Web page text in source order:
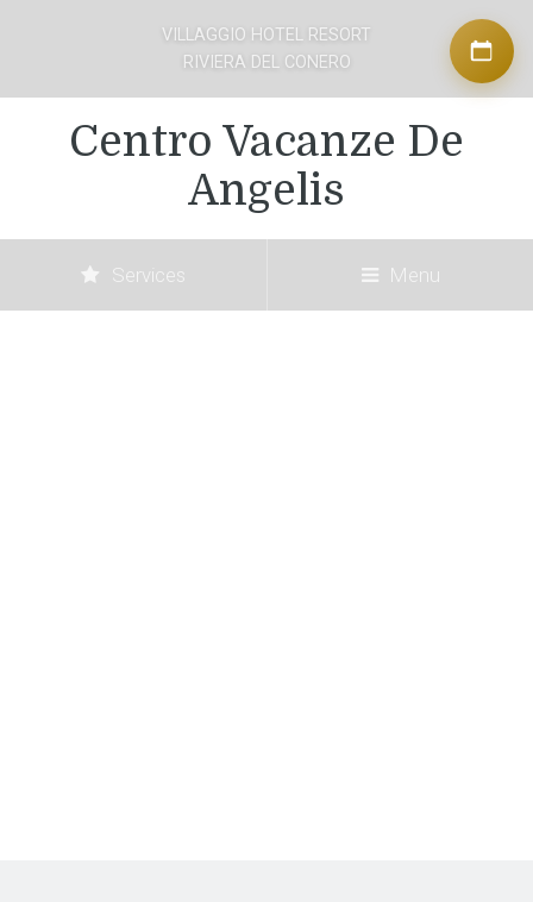
VILLAGGIO HOTEL RESORT
RIVIERA DEL CONERO
Centro Vacanze De
Angelis
Services Menu